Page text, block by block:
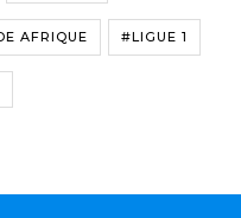
AFRIQUE #LIGUE 1